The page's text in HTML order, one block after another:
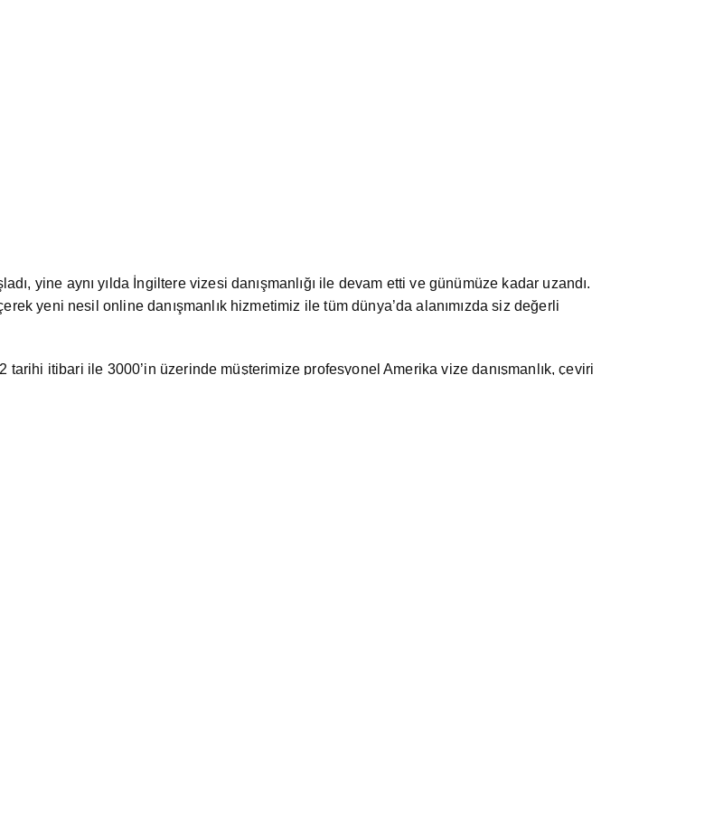
yine aynı yılda İngiltere vizesi danışmanlığı ile devam etti ve günümüze kadar uzandı.
yeni nesil online danışmanlık hizmetimiz ile tüm dünya’da alanımızda siz değerli
itibari ile 3000’in üzerinde müşterimize profesyonel Amerika vize danışmanlık, çeviri